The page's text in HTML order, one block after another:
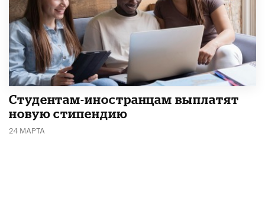
Студентам-иностранцам выплатят
новую стипендию
24 МАРТА